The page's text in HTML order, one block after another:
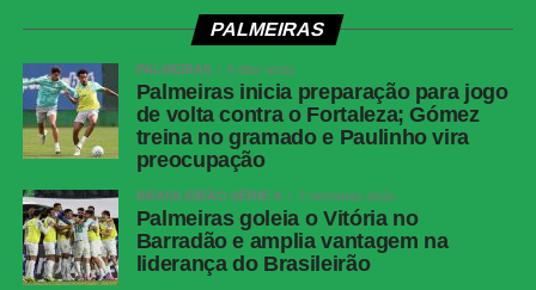
Botafogo | Ignácio, aos 13 minutos do 2º
tempo — Fluminense
Árbitro
Bruno Arleu de Araujo (RJ)
Assistentes
Rodrigo Figueiredo Henrique Correa e Luiz
Claudio Regazone (RJ)
VAR
Rodolpho Toski Marques (PR)
Botafogo
Warleson; Vitinho, Gabriel Justino, Ferraresi e
Alex Telles (Paulinho); Danilo, Medina e
Montoro (Danilo); Villalba (Matheus Martins),
PALMEIRAS
PALMEIRAS 6 dias atrás
Palmeiras inicia preparação para jogo
de volta contra o Fortaleza; Gómez
treina no gramado e Paulinho vira
preocupação
BRASILEIRÃO SÉRIE A 2 semanas atrás
Palmeiras goleia o Vitória no
Barradão e amplia vantagem na
liderança do Brasileirão